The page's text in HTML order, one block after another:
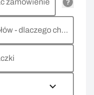
zamówienie
Podaj nam więcej szczegółów - dlaczego chcesz zwrócić towar, co jest powodem?